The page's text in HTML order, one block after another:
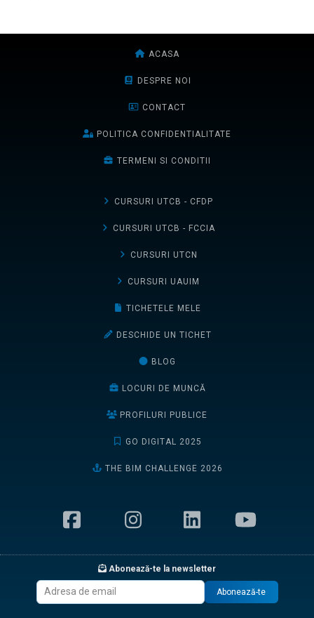
ACASA
DESPRE NOI
CONTACT
POLITICA CONFIDENTIALITATE
TERMENI SI CONDITII
CURSURI UTCB - CFDP
CURSURI UTCB - FCCIA
CURSURI UTCN
CURSURI UAUIM
TICHETELE MELE
DESCHIDE UN TICHET
BLOG
LOCURI DE MUNCĂ
PROFILURI PUBLICE
GO DIGITAL 2025
THE BIM CHALLENGE 2026
Abonează-te la newsletter
Abonează-te